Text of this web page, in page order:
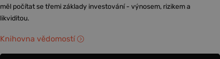
měl počítat se třemi základy investování - výnosem, rizikem a
likviditou.
Knihovna vědomostí